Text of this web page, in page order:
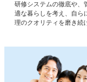
研修システムの徹底や、
適な暮らしを考え、自ら
理のクオリティを磨き続